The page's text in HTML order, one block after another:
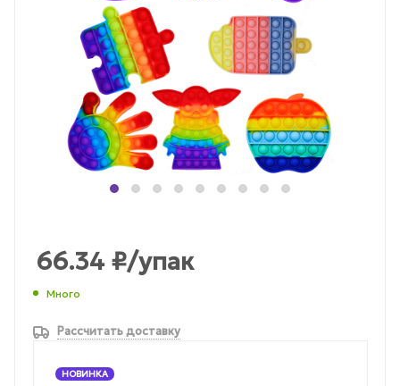
66.34 ₽/упак
Много
Рассчитать доставку
НОВИНКА